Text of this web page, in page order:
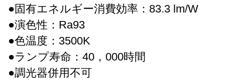
●固有エネルギー消費効率：83.3 lm/W
●演色性：Ra93
●色温度：3500K
●ランプ寿命：40，000時間
●調光器併用不可